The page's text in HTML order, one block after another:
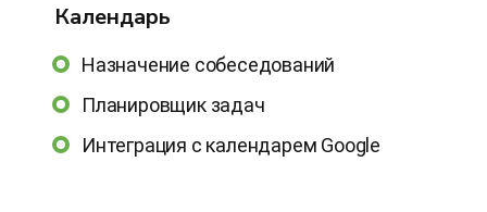
Календарь
Назначение собеседований
Планировщик задач
Интеграция с календарем Google